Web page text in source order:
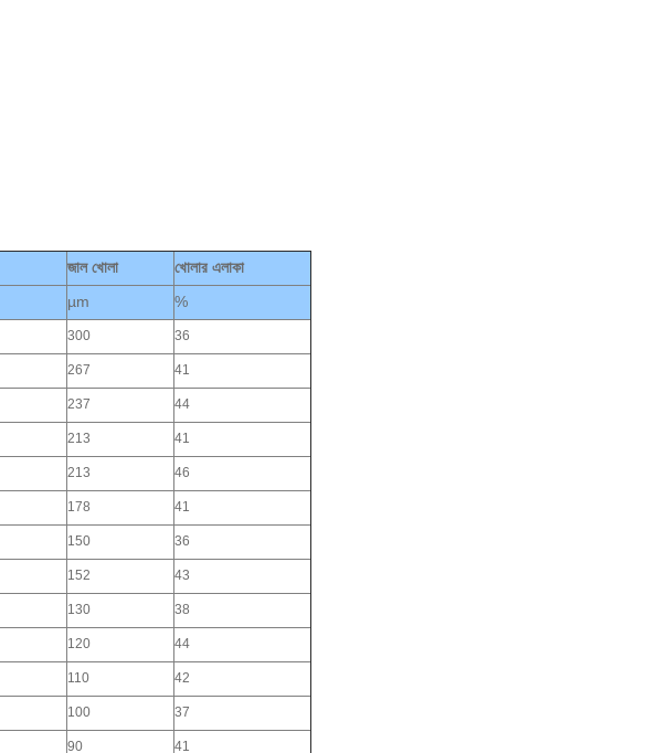
জাল খোলা খোলার এলাকা
µm %
300 36
267 41
237 44
213 41
213 46
178 41
150 36
152 43
130 38
120 44
110 42
100 37
90 41